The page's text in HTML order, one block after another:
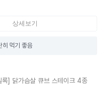
상세보기
히 먹기 좋음
록] 닭가슴살 큐브 스테이크 4종